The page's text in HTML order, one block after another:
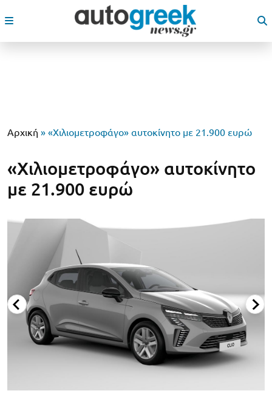
Αρχική » «Χιλιομετροφάγο» αυτοκίνητο με 21.900 ευρώ
«Χιλιομετροφάγο» αυτοκίνητο
με 21.900 ευρώ